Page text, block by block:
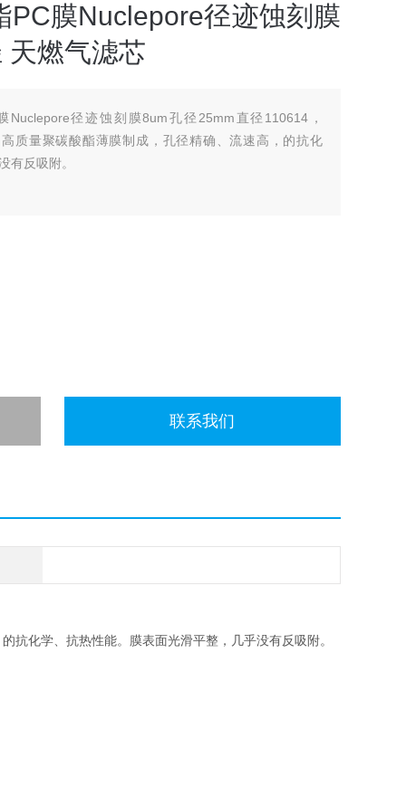
PC膜Nuclepore径迹蚀刻膜
天燃气滤芯
Nuclepore径迹蚀刻膜8um孔径25mm直径110614，
质量聚碳酸酯薄膜制成，孔径精确、流速高，的抗化
有反吸附。
联系我们
化学、抗热性能。膜表面光滑平整，几乎没有反吸附。